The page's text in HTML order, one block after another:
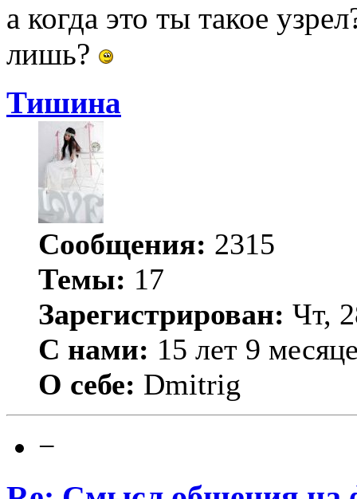
а когда это ты такое
лишь?
Тишина
Сообщения: 2315
Темы: 17
Зарегистрирован: Чт,
С нами: 15 лет 9
О себе: Dmitrig
−